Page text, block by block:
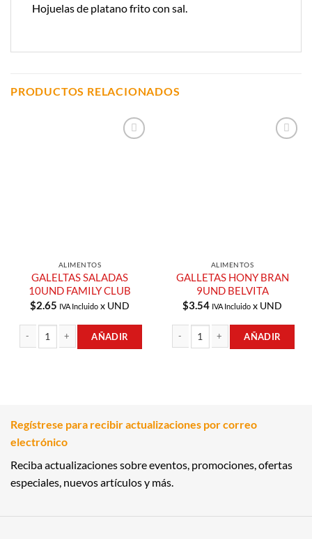
Hojuelas de platano frito con sal.
PRODUCTOS RELACIONADOS
ALIMENTOS
GALELTAS SALADAS
10UND FAMILY CLUB
$2.65 IVA Incluido x UND
AÑADIR
ALIMENTOS
GALLETAS HONY BRAN
9UND BELVITA
$3.54 IVA Incluido x UND
AÑADIR
Regístrese para recibir actualizaciones por correo
electrónico
Reciba actualizaciones sobre eventos, promociones, ofertas
especiales, nuevos artículos y más.